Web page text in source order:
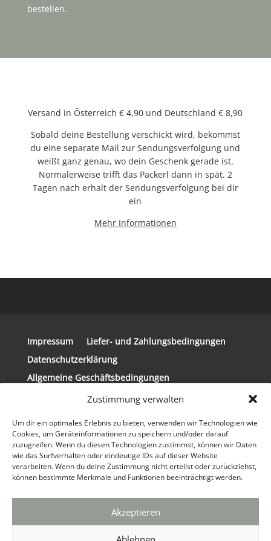
Zustimmung verwalten
Um dir ein optimales Erlebnis zu bieten, verwenden wir Technologien wie
Cookies, um Geräteinformationen zu speichern und/oder darauf
zuzugreifen. Wenn du diesen Technologien zustimmst, können wir Daten
wie das Surfverhalten oder eindeutige IDs auf dieser Website
verarbeiten. Wenn du deine Zustimmung nicht erteilst oder zurückziehst,
können bestimmte Merkmale und Funktionen beeinträchtigt werden.
Akzeptieren
bestellen.
Versand in Österreich € 4,90 und Deutschland € 8,90
Sobald deine Bestellung verschickt wird, bekommst
du eine separate Mail zur Sendungsverfolgung und
weißt ganz genau, wo dein Geschenk gerade ist.
Normalerweise trifft das Packerl dann in spät. 2
Tagen nach erhalt der Sendungsverfolgung bei dir
ein
Mehr Informationen
Impressum
Liefer- und Zahlungsbedingungen
Datenschutzerklärung
Allgemeine Geschäftsbedingungen
Widerrufsbelehrung
© 2024 Copyright Steirerkissen | Realisierung
der Website: tpi Media GmbH®Webdesign
030 / 629 33 92 90